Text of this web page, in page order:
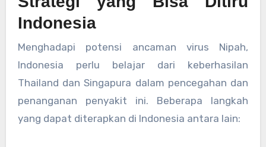
Indonesia
Menghadapi potensi ancaman virus Nipah,
Indonesia perlu belajar dari keberhasilan
Thailand dan Singapura dalam pencegahan dan
penanganan penyakit ini. Beberapa langkah
yang dapat diterapkan di Indonesia antara lain: